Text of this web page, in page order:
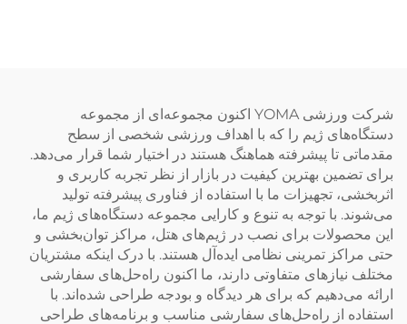
شرکت ورزشی YOMA اکنون مجموعه‌ای از مجموعه
دستگاه‌های ژیم را که با اهداف ورزشی شخصی از سطح
مقدماتی تا پیشرفته هماهنگ هستند در اختیار شما قرار می‌دهد.
برای تضمین بهترین کیفیت در بازار از نظر تجربه کاربری و
اثربخشی، تجهیزات ما با استفاده از فناوری پیشرفته تولید
می‌شوند. با توجه به تنوع و کارایی مجموعه دستگاه‌های ژیم ما،
این محصولات برای نصب در ژیم‌های هتل، مراکز توان‌بخشی و
حتی مراکز تمرینی نظامی ایده‌آل هستند. با درک اینکه مشتریان
مختلف نیازهای متفاوتی دارند، ما اکنون راه‌حل‌های سفارشی
ارائه می‌دهیم که برای هر دیدگاه و بودجه طراحی شده‌اند. با
استفاده از راه‌حل‌های سفارشی مناسب و برنامه‌های طراحی